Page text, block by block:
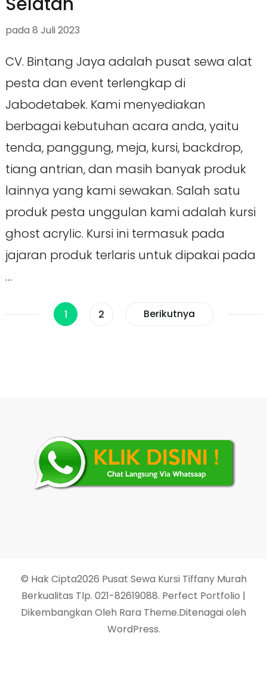
pada 8 Juli 2023
CV. Bintang Jaya adalah pusat sewa alat
pesta dan event terlengkap di
Jabodetabek. Kami menyediakan
berbagai kebutuhan acara anda, yaitu
tenda, panggung, meja, kursi, backdrop,
tiang antrian, dan masih banyak produk
lainnya yang kami sewakan. Salah satu
produk pesta unggulan kami adalah kursi
ghost acrylic. Kursi ini termasuk pada
jajaran produk terlaris untuk dipakai pada
…
Paginasi
Halaman
1 Halaman
2 Berikutnya
© Hak Cipta2026 Pusat Sewa Kursi Tiffany Murah
Berkualitas Tlp. 021-82619088. Perfect Portfolio |
Dikembangkan Oleh Rara Theme.Ditenagai oleh
WordPress.